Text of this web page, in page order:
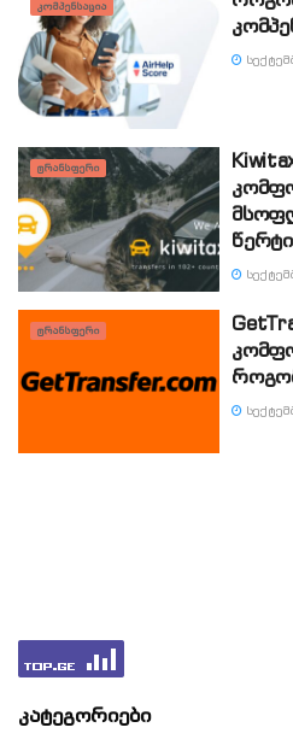
ᲙᲝᲛᲞᲔᲜᲡᲐᲪᲘᲐ
ᲢᲠᲐᲜᲡᲤᲔᲠᲘ
ᲢᲠᲐᲜᲡᲤᲔᲠᲘ
კატეგორიები